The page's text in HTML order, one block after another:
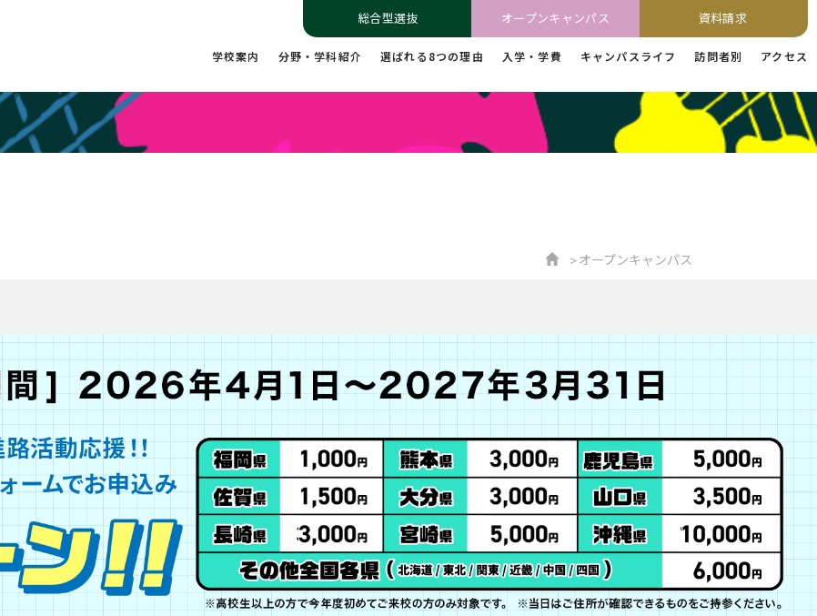
総合型選抜 オープンキャンパス 資料請求
学校案内 分野・学科紹介 選ばれる8つの理由 入学・学費 キャンパスライフ 訪問者別 アクセス
オープンキャンパス